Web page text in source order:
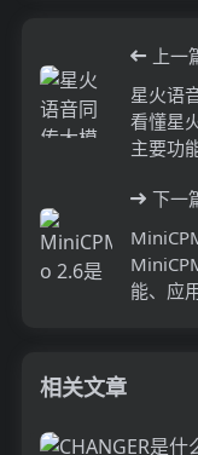
上一
星火语
看懂星
主要功
下一
能、应
相关文章